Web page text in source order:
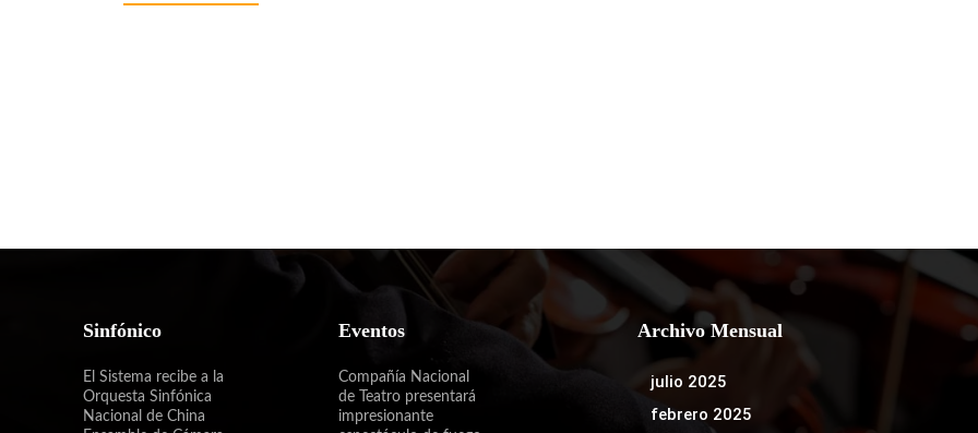
Sinfónico
El Sistema recibe a la
Orquesta Sinfónica
Nacional de China
Eventos
Compañía Nacional
de Teatro presentará
impresionante
Archivo Mensual
julio 2025
febrero 2025